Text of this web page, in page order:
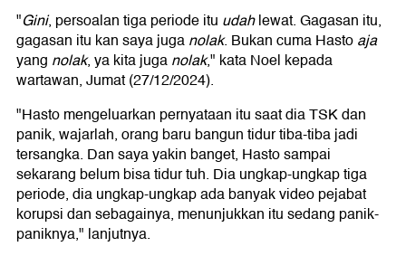
"Gini, persoalan tiga periode itu udahlewat. Gagasan itu,
gagasan itu kan saya juganolak. Bukan cuma Hastoaja
yang nolak, ya kita juganolak," kata Noel kepada
wartawan, Jumat (27/12/2024).
"Hasto mengeluarkan pernyataan itu saat dia TSK dan
panik, wajarlah, orang baru bangun tidur tiba-tiba jadi
tersangka. Dan saya yakin banget, Hasto sampai
sekarang belum bisa tidur tuh. Dia ungkap-ungkap tiga
periode, dia ungkap-ungkap ada banyak video pejabat
korupsi dan sebagainya, menunjukkan itu sedang panik-
paniknya," lanjutnya.